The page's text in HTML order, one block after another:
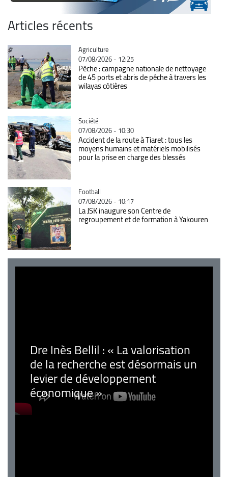
Articles récents
Catégorie
Agriculture
07/08/2026 - 12:25
Pêche : campagne nationale de nettoyage
de 45 ports et abris de pêche à travers les
wilayas côtières
Catégorie
Société
07/08/2026 - 10:30
Accident de la route à Tiaret : tous les
moyens humains et matériels mobilisés
pour la prise en charge des blessés
Catégorie
Football
07/08/2026 - 10:17
La JSK inaugure son Centre de
regroupement et de formation à Yakouren
Dre Inès Bellil : « La valorisation
de la recherche est désormais un
levier de développement
économique »